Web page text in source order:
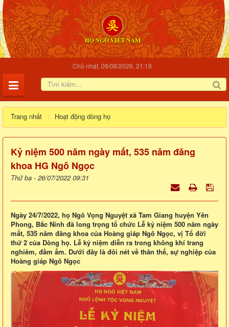
Chủ nhật, 09/08/2026, 21:19
Trang nhất Hoạt động dòng họ
Kỷ niệm 500 năm ngày mất, 535 năm đăng
khoa HG Ngô Ngọc
Thứ ba - 26/07/2022 09:31
Ngày 24/7/2022, họ Ngô Vọng Nguyệt xã Tam Giang huyện Yên
Phong, Bắc Ninh đã long trọng tổ chức Lễ kỷ niệm 500 năm ngày
mất, 535 năm đăng khoa của Hoàng giáp Ngô Ngọc, vị Tổ đời
thứ 2 của Dòng họ. Lễ kỷ niệm diễn ra trong không khí trang
nghiêm, đầm ấm. Dưới đây là đôi nét về thân thế, sự nghiệp của
Hoàng giáp Ngô Ngọc